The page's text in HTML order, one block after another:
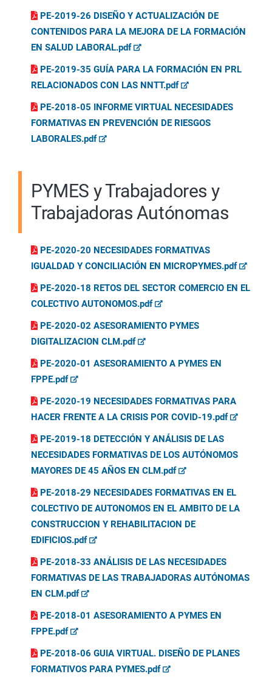
PE-2019-26 DISEÑO Y ACTUALIZACIÓN DE
CONTENIDOS PARA LA MEJORA DE LA FORMACIÓN
EN SALUD LABORAL.pdf
PE-2019-35 GUÍA PARA LA FORMACIÓN EN PRL
RELACIONADOS CON LAS NNTT.pdf
PE-2018-05 INFORME VIRTUAL NECESIDADES
FORMATIVAS EN PREVENCIÓN DE RIESGOS
LABORALES.pdf
PYMES y Trabajadores y
Trabajadoras Autónomas
PE-2020-20 NECESIDADES FORMATIVAS
IGUALDAD Y CONCILIACIÓN EN MICROPYMES.pdf
PE-2020-18 RETOS DEL SECTOR COMERCIO EN EL
COLECTIVO AUTONOMOS.pdf
PE-2020-02 ASESORAMIENTO PYMES
DIGITALIZACION CLM.pdf
PE-2020-01 ASESORAMIENTO A PYMES EN
FPPE.pdf
PE-2020-19 NECESIDADES FORMATIVAS PARA
HACER FRENTE A LA CRISIS POR COVID-19.pdf
PE-2019-18 DETECCIÓN Y ANÁLISIS DE LAS
NECESIDADES FORMATIVAS DE LOS AUTÓNOMOS
MAYORES DE 45 AÑOS EN CLM.pdf
PE-2018-29 NECESIDADES FORMATIVAS EN EL
COLECTIVO DE AUTONOMOS EN EL AMBITO DE LA
CONSTRUCCION Y REHABILITACION DE
EDIFICIOS.pdf
PE-2018-33 ANÁLISIS DE LAS NECESIDADES
FORMATIVAS DE LAS TRABAJADORAS AUTÓNOMAS
EN CLM.pdf
PE-2018-01 ASESORAMIENTO A PYMES EN
FPPE.pdf
PE-2018-06 GUIA VIRTUAL. DISEÑO DE PLANES
FORMATIVOS PARA PYMES.pdf